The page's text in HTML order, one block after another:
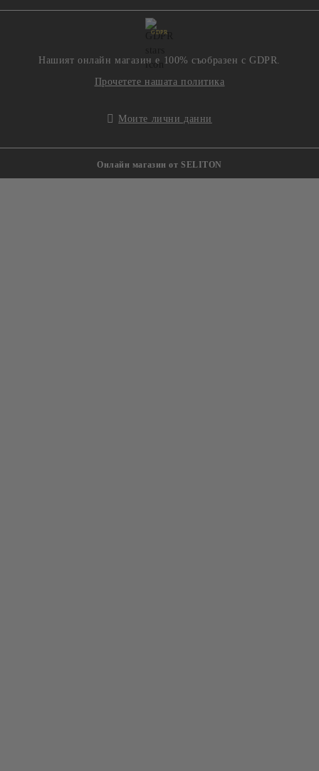
GDPR
Нашият онлайн магазин е 100% съобразен с GDPR.
Прочетете нашата политика
Моите лични данни
Онлайн магазин от SELITON